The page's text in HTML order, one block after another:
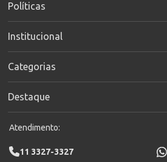
Políticas
Institucional
Categorias
Destaque
Atendimento:
11 3327-3327